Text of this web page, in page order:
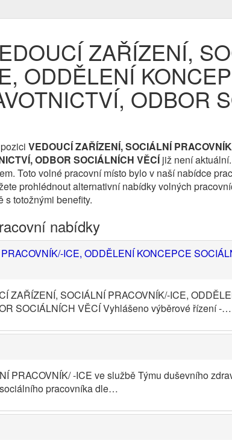
ZAŘÍZENÍ,
ODDĚLENÍ
ODBOR
VEDOUCÍ ZAŘÍZENÍ, SOCIÁLNÍ
ODBOR SOCIÁLNÍCH VĚCÍjiž není
Toto volné pracovní místo bylo v naší nabídce
prohlédnout alternativní nabídky volných
s totožnými benefity.
nabídky
ICE, ODDĚLENÍ KONCEPCE
ZAŘÍZENÍ, SOCIÁLNÍ PRACOVNÍK/-ICE,
SOCIÁLNÍCH VĚCÍ Vyhlášeno výběrové řízení -…
PRACOVNÍK/ -ICE ve službě Týmu duševního
pracovníka dle…